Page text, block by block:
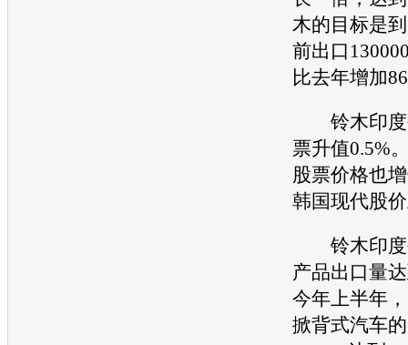
木的目标是
前出口
比去年增加
铃木印
票升值0.5%
股票价格也
韩国现代股
铃木印
产品出口量
今年上半年
掀背式汽车